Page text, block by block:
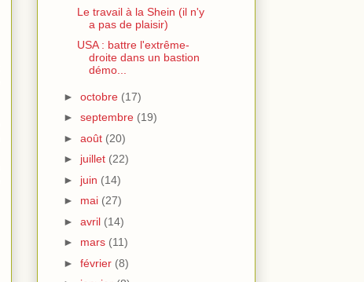
Le travail à la Shein (il n'y
a pas de plaisir)
USA : battre l'extrême-
droite dans un bastion
démo...
► octobre (17)
► septembre (19)
► août (20)
► juillet (22)
► juin (14)
► mai (27)
► avril (14)
► mars (11)
► février (8)